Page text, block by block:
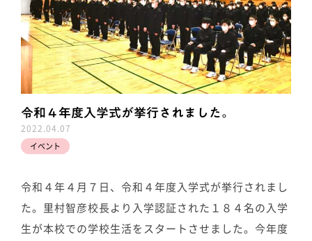
令和４年度入学式が挙行されました。
2022.04.07
イベント
令和４年４月７日、令和４年度入学式が挙行されまし
た。里村智彦校長より入学認証された１８４名の入学
生が本校での学校生活をスタートさせました。今年度